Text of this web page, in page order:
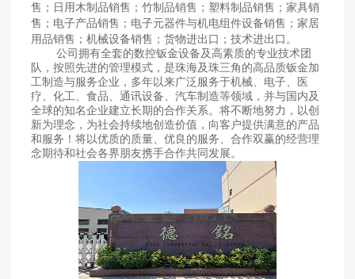
售；日用木制品销售；竹制品销售；塑料制品销售；家具销
售；电子产品销售；电子元器件与机电组件设备销售；家居
用品销售；机械设备销售；货物进出口；技术进出口。
公司拥有全套的数控钣金设备及高素质的专业技术团
队，按照先进的管理模式，是珠海及珠三角的高品质钣金加
工制造与服务企业，多年以来广泛服务于机械、电子、医
疗、化工、食品、通讯设备、汽车制造等领域，并与国内及
全球的知名企业建立长期的合作关系。将不断地努力，以创
新为理念，为社会持续地创造价值，向客户提供满意的产品
和服务！将以优质的质量、优良的服务、合作双赢的经营理
念期待和社会各界朋友携手合作共同发展。